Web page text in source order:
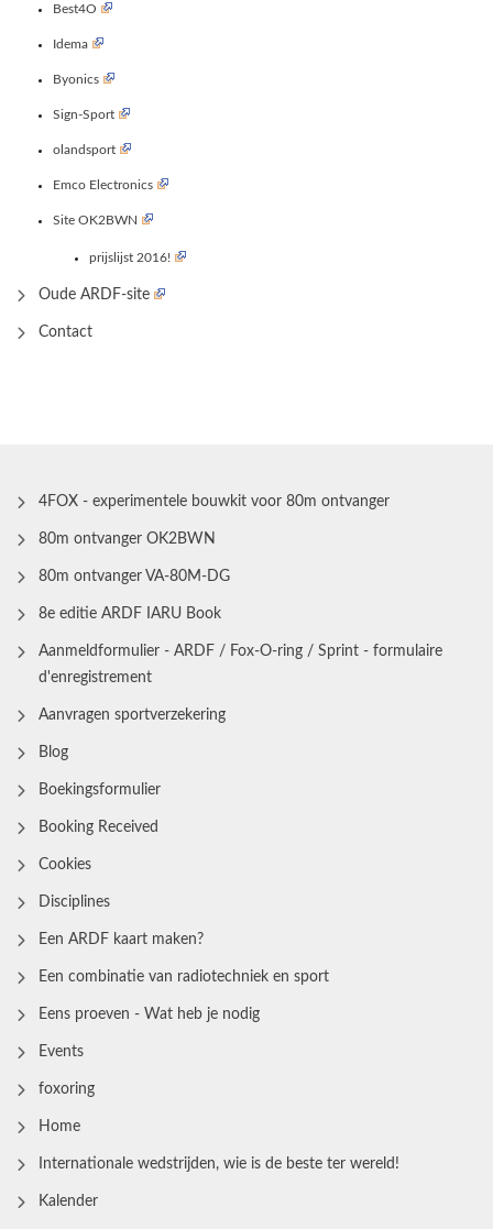
Best4O
Idema
Byonics
Sign-Sport
olandsport
Emco Electronics
Site OK2BWN
prijslijst 2016!
Oude ARDF-site
Contact
4FOX - experimentele bouwkit voor 80m ontvanger
80m ontvanger OK2BWN
80m ontvanger VA-80M-DG
8e editie ARDF IARU Book
Aanmeldformulier - ARDF / Fox-O-ring / Sprint - formulaire
d'enregistrement
Aanvragen sportverzekering
Blog
Boekingsformulier
Booking Received
Cookies
Disciplines
Een ARDF kaart maken?
Een combinatie van radiotechniek en sport
Eens proeven - Wat heb je nodig
Events
foxoring
Home
Internationale wedstrijden, wie is de beste ter wereld!
Kalender